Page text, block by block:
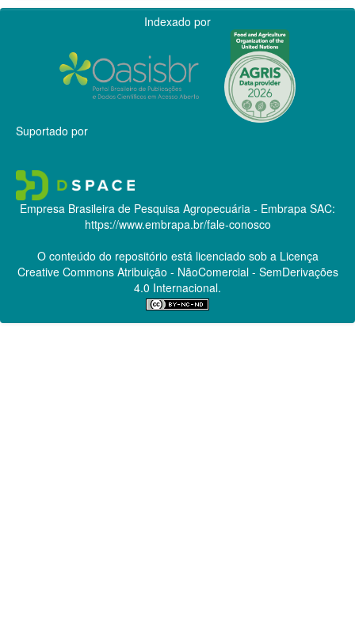
Indexado por
Suportado por
Empresa Brasileira de Pesquisa Agropecuária - Embrapa SAC:
https://www.embrapa.br/fale-conosco
O conteúdo do repositório está licenciado sob a Licença
Creative CommonsAtribuição - NãoComercial - SemDerivações
4.0 Internacional.